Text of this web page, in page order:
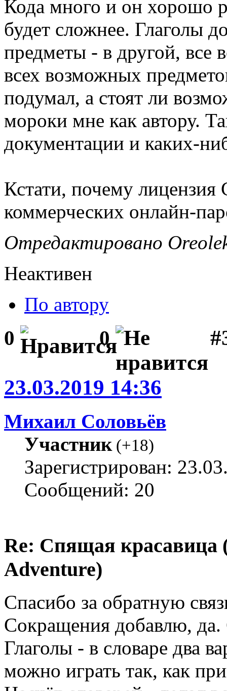
Кода много и он хорошо
будет сложнее. Глаголы
предметы - в другой, все
всех возможных
подумал, а стоят ли
мороки мне как автору.
документации и каких-
Кстати, почему
коммерческих онлайн-
Отредактировано
Неактивен
По автору
0 0
23.03.2019 14:36
Михаил Соловьёв
Участник(+18)
Зарегистрирован:
Сообщений: 20
Re: Спящая красавица
Adventure)
Спасибо за обратную
Сокращения добавлю,
Глаголы - в словаре два
можно играть так, как